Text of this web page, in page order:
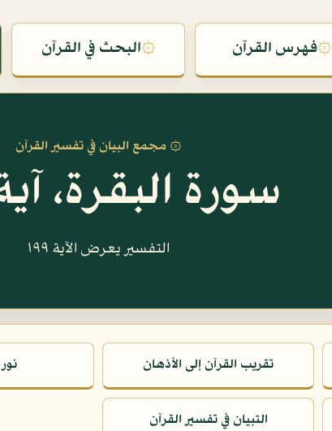
۞فهرس القرآن ۞البحث في القرآن
۞ مجمع البيان في تفسير القرآن
سورة البقرة، آية
التفسير يعرض الآية ١٩٩
تقريب القرآن إلى الأذهان
التبيان في تفسير القرآن